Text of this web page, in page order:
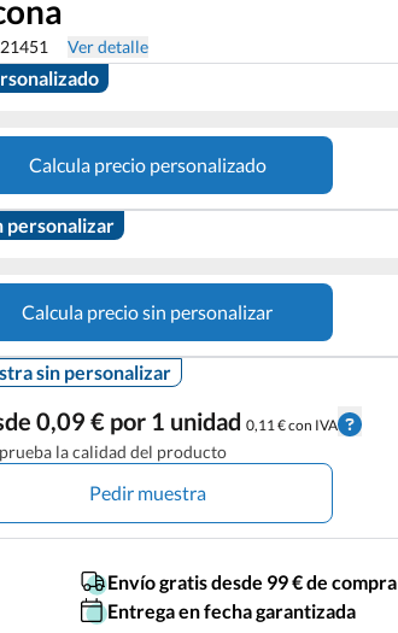
Ver detalle
Calcula precio personalizado
personalizar
Calcula precio sin personalizar
sin personalizar
0,09 € por 1 unidad 0,11 € con IVA
la calidad del producto
Pedir muestra
Envío gratis desde 99 € de compra
Entrega en fecha garantizada